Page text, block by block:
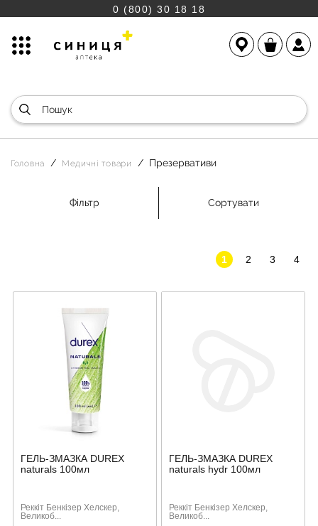
0 (800) 30 18 18
Головна Медичні товари Презервативи
Фільтр Сортувати
1 2 3 4
ГЕЛЬ-ЗМАЗКА DUREX
naturals 100мл
Реккіт Бенкізер Хелскер,
Великоб...
ГЕЛЬ-ЗМАЗКА DUREX
naturals hydr 100мл
Реккіт Бенкізер Хелскер,
Великоб...